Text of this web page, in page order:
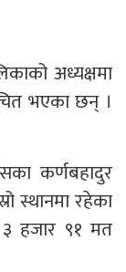
अध्यक्षमा
भएका छन् ।
कर्णबहादुर
स्थानमा रहेका
हजार ९१ मत